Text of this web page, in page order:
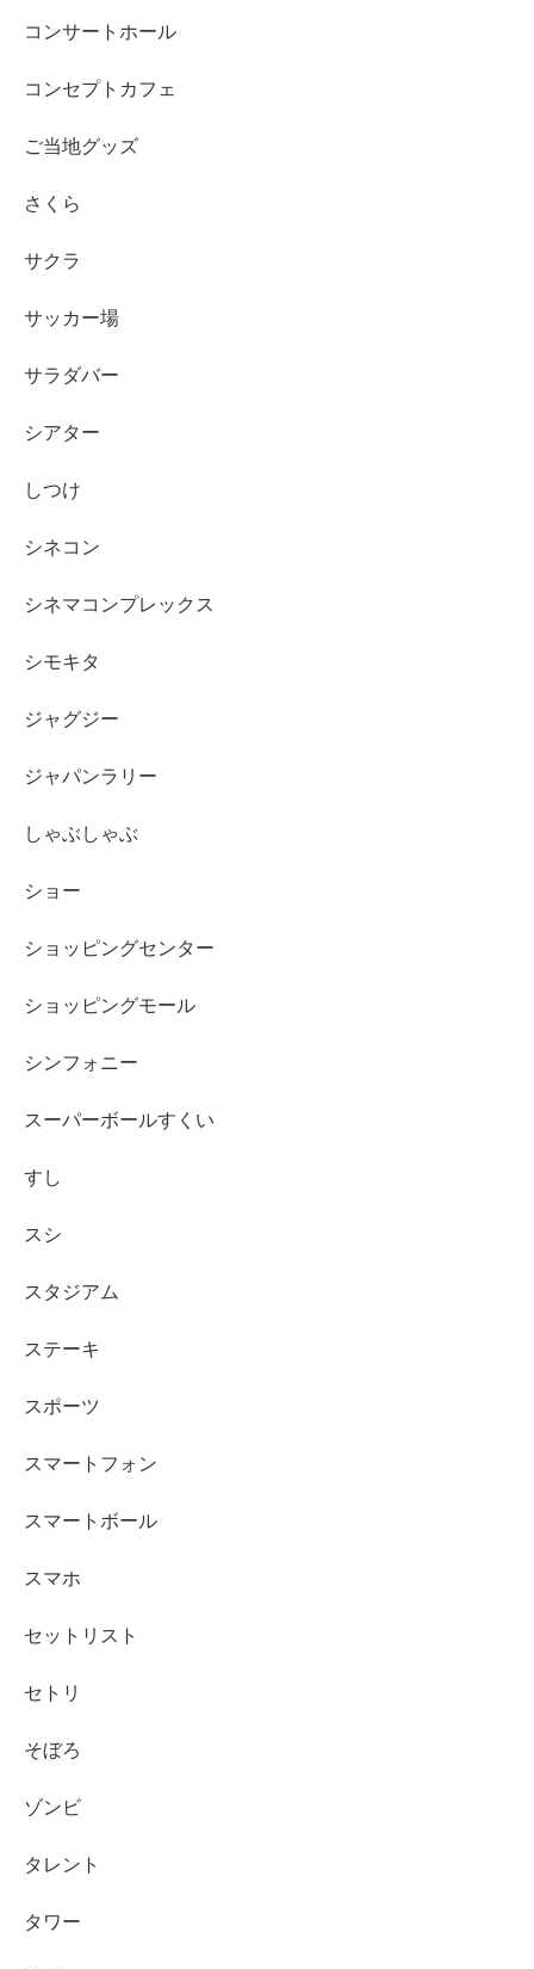
コンサートホール
コンセプトカフェ
ご当地グッズ
さくら
サクラ
サッカー場
サラダバー
シアター
しつけ
シネコン
シネマコンプレックス
シモキタ
ジャグジー
ジャパンラリー
しゃぶしゃぶ
ショー
ショッピングセンター
ショッピングモール
シンフォニー
スーパーボールすくい
すし
スシ
スタジアム
ステーキ
スポーツ
スマートフォン
スマートボール
スマホ
セットリスト
セトリ
そぼろ
ゾンビ
タレント
タワー